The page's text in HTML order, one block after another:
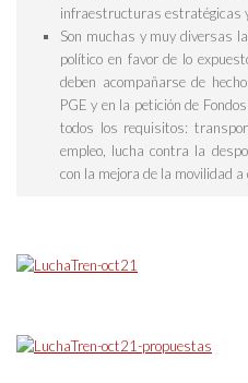
infraestructuras estratégicas
Son muchas y muy diversas
político en favor de lo
deben acompañarse de
PGE y en la petición de
todos los requisitos:
empleo, lucha contra la
con la mejora de la movilidad